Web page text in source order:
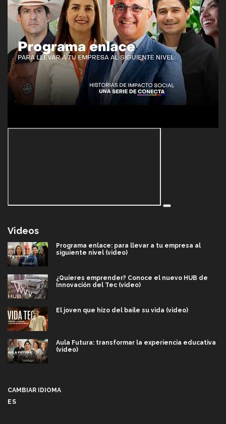
Videos
Programa enlace: para llevar a tu empresa al
siguiente nivel (video)
¿Quieres emprender? Conoce el nuevo HUB de
Innovación del Tec (video)
El joven que hizo del baile su vida (video)
Aula Futura: transformar la experiencia educativa
(video)
CAMBIAR IDIOMA
ES